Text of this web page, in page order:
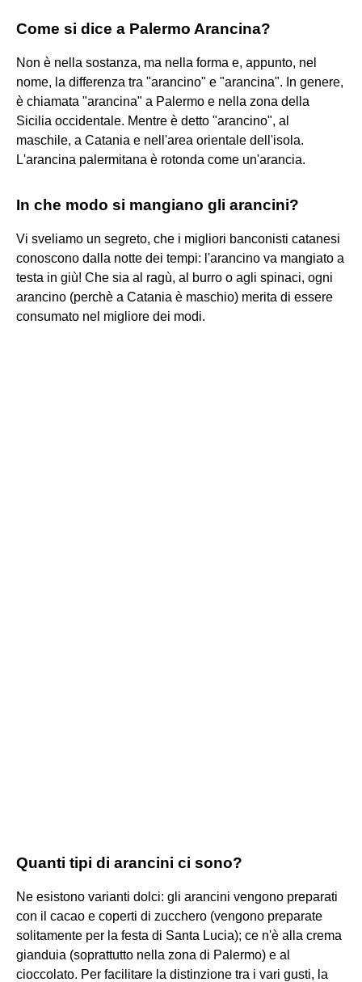
Come si dice a Palermo Arancina?
Non è nella sostanza, ma nella forma e, appunto, nel
nome, la differenza tra "arancino" e "arancina". In genere,
è chiamata "arancina" a Palermo e nella zona della
Sicilia occidentale. Mentre è detto "arancino", al
maschile, a Catania e nell'area orientale dell'isola.
L'arancina palermitana è rotonda come un'arancia.
In che modo si mangiano gli arancini?
Vi sveliamo un segreto, che i migliori banconisti catanesi
conoscono dalla notte dei tempi: l'arancino va mangiato a
testa in giù! Che sia al ragù, al burro o agli spinaci, ogni
arancino (perchè a Catania è maschio) merita di essere
consumato nel migliore dei modi.
Quanti tipi di arancini ci sono?
Ne esistono varianti dolci: gli arancini vengono preparati
con il cacao e coperti di zucchero (vengono preparate
solitamente per la festa di Santa Lucia); ce n'è alla crema
gianduia (soprattutto nella zona di Palermo) e al
cioccolato. Per facilitare la distinzione tra i vari gusti, la